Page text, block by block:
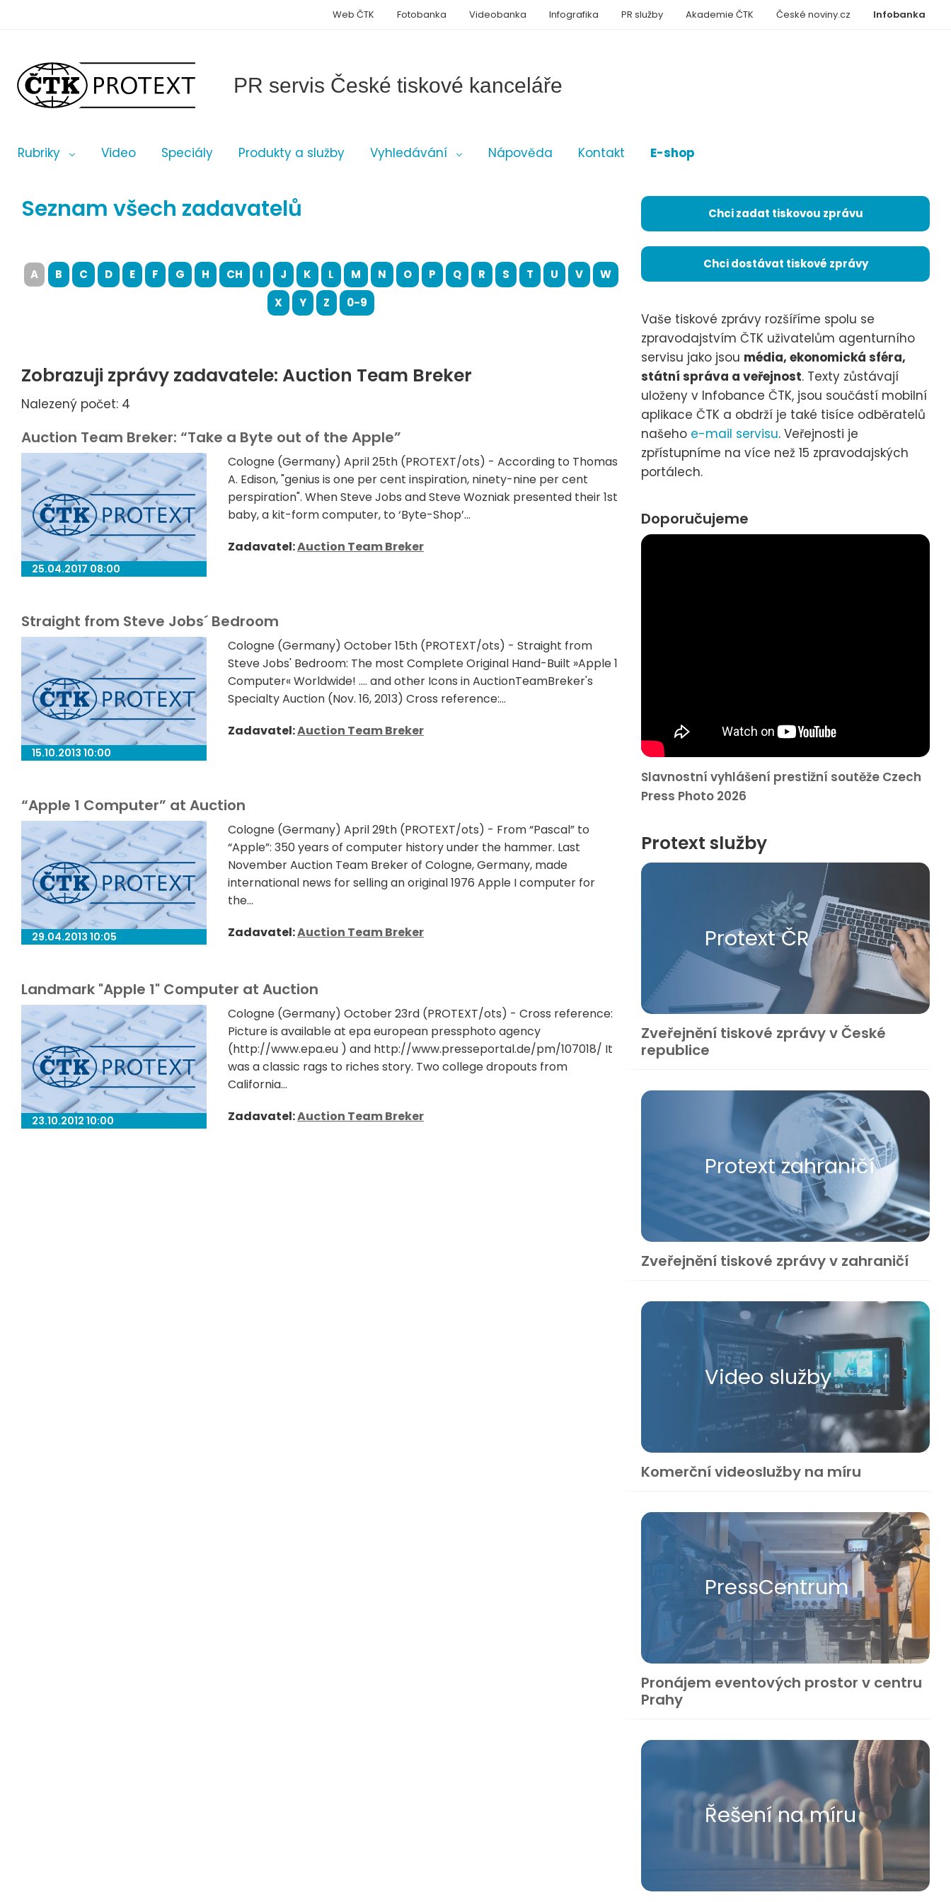
PR servis České tiskové kanceláře
Rubriky Video Speciály Produkty a služby Vyhledávání Nápověda Kontakt E-shop
Infobanka
Web ČTK Fotobanka Videobanka Infografika PR služby Akademie ČTK České noviny.cz
Seznam všech zadavatelů
A B C D E F G H CH I J K L M N O P Q R S T U V
W
X
Y Z 0-9
Zobrazuji zprávy zadavatele: Auction Team Breker
Nalezený počet: 4
Auction Team Breker: “Take a Byte out of the Apple”
25.04.2017 08:00
Cologne (Germany) April 25th (PROTEXT/ots) - According to Thomas
A. Edison, "genius is one per cent inspiration, ninety-nine per cent
perspiration". When Steve Jobs and Steve Wozniak presented their 1st
baby, a kit-form computer, to ‘Byte-Shop’...
Zadavatel:Auction Team Breker
Straight from Steve Jobs´ Bedroom
15.10.2013 10:00
Cologne (Germany) October 15th (PROTEXT/ots) - Straight from
Steve Jobs' Bedroom: The most Complete Original Hand-Built »Apple 1
Computer« Worldwide! .... and other Icons in AuctionTeamBreker's
Specialty Auction (Nov. 16, 2013) Cross reference:...
Zadavatel:Auction Team Breker
“Apple 1 Computer” at Auction
29.04.2013 10:05
Cologne (Germany) April 29th (PROTEXT/ots) - From “Pascal” to
“Apple”: 350 years of computer history under the hammer. Last
November Auction Team Breker of Cologne, Germany, made
international news for selling an original 1976 Apple I computer for
the...
Zadavatel:Auction Team Breker
Landmark "Apple 1" Computer at Auction
23.10.2012 10:00
Cologne (Germany) October 23rd (PROTEXT/ots) - Cross reference:
Picture is available at epa european pressphoto agency
(http://www.epa.eu ) and http://www.presseportal.de/pm/107018/ It
was a classic rags to riches story. Two college dropouts from
California...
Zadavatel:Auction Team Breker
Chci zadat tiskovou zprávu
Chci dostávat tiskové zprávy
Vaše tiskové zprávy rozšíříme spolu se
zpravodajstvím ČTK uživatelům agenturního
servisu jako jsou média, ekonomická sféra,
státní správa a veřejnost. Texty zůstávají
uloženy v Infobance ČTK, jsou součástí mobilní
aplikace ČTK a obdrží je také tisíce odběratelů
našeho e-mail servisu. Veřejnosti je
zpřístupníme na více než 15 zpravodajských
portálech.
Doporučujeme
Slavnostní vyhlášení prestižní soutěže Czech
Press Photo 2026
Protext služby
Protext ČR
Zveřejnění tiskové zprávy v České
republice
Protext zahraničí
Zveřejnění tiskové zprávy v zahraničí
Video služby
Komerční videoslužby na míru
Press​Centrum
Pronájem eventových prostor v centru
Prahy
Řešení na míru